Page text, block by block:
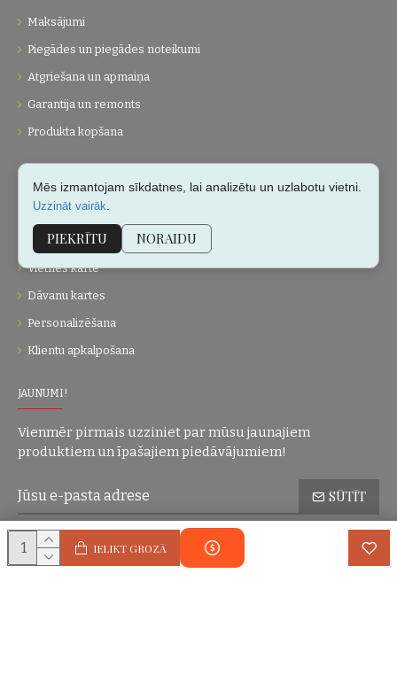
IELIKT GROZĀ
Maksājumi
Piegādes un piegādes noteikumi
Atgriešana un apmaiņa
Garantija un remonts
Produkta kopšana
Par mums
Kontakti
Vietnes karte
Dāvanu kartes
Personalizēšana
Klientu apkalpošana
JAUNUMI!
Vienmēr pirmais uzziniet par mūsu jaunajiem
produktiem un īpašajiem piedāvājumiem!
SŪTĪT
Esmu iepazinies(-usies) ar sadaļu Konfidencialitātes politika
piekrītu visiem minētajiem noteikumiem
Mēs izmantojam sīkdatnes, lai analizētu un uzlabotu vietni.
Uzzināt vairāk
PIEKRĪTU NORAIDU